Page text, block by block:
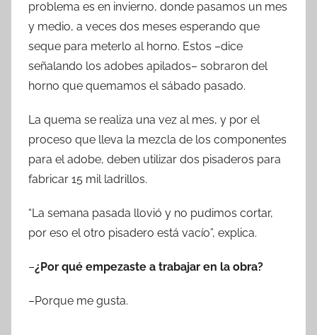
problema es en invierno, donde pasamos un mes
y medio, a veces dos meses esperando que
seque para meterlo al horno. Estos –dice
señalando los adobes apilados– sobraron del
horno que quemamos el sábado pasado.
La quema se realiza una vez al mes, y por el
proceso que lleva la mezcla de los componentes
para el adobe, deben utilizar dos pisaderos para
fabricar 15 mil ladrillos.
“La semana pasada llovió y no pudimos cortar,
por eso el otro pisadero está vacío”, explica.
–¿Por qué empezaste a trabajar en la obra?
–Porque me gusta.